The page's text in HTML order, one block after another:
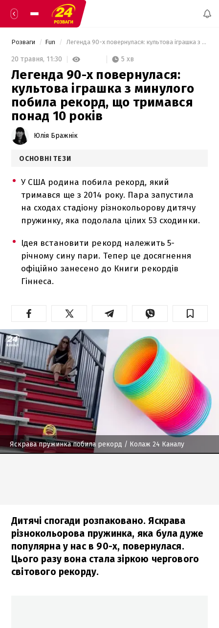
Розваги Fun Легенда 90-х повернулася: культова іграшка з минулого побила рекорд, що тримався понад 10 років
20 травня, 11:30 5 хв
Легенда 90-х повернулася:
культова іграшка з минулого
побила рекорд, що тримався
понад 10 років
Юлія Бражнік
ОСНОВНІ ТЕЗИ
У США родина побила рекорд, який
тримався ще з 2014 року. Пара запустила
на сходах стадіону різнокольорову дитячу
пружинку, яка подолала цілих 53 сходинки.
Ідея встановити рекорд належить 5-
річному сину пари. Тепер це досягнення
офіційно занесено до Книги рекордів
Гіннеса.
Яскрава пружинка побила рекорд / Колаж 24 Каналу
Дитячі спогади розпаковано. Яскрава
різнокольорова пружинка, яка була дуже
популярна у нас в 90-х, повернулася.
Цього разу вона стала зіркою чергового
світового рекорду.